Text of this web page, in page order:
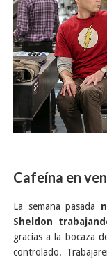
Cafeína en
La semana pasada
Sheldon
gracias a la bocaza
controlado.